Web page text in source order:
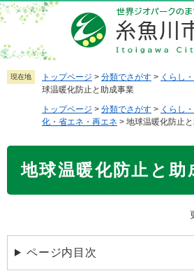
ペ
ー
ジ
の
先
メ
ニ
ュ
ー
を
へ
現在地 トップページ > 分類でさがす > くらし
球温暖化防止と助成事業
トップページ > 分類でさがす > くらし
化・省エネ・再エネ > 地球温暖化防止
地球温暖化防止と助
ページ内目次